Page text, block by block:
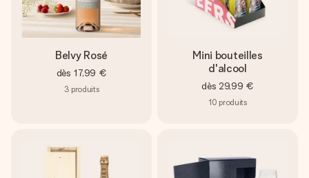
Belvy Rosé
dès 17,99 €
3 produits
Mini bouteilles
d'alcool
dès 29,99 €
10 produits